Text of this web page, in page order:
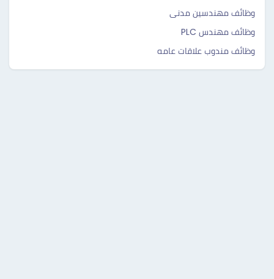
وظائف مهندسين مدنى
وظائف مهندس PLC
وظائف مندوب علاقات عامه